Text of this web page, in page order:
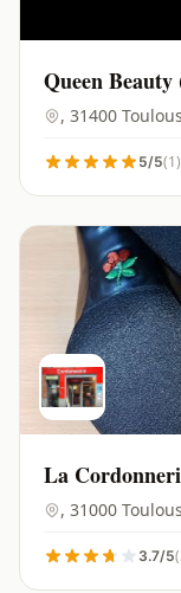
Queen
31400
, 31400
5/5(1)
La
, 31000
3.7/5